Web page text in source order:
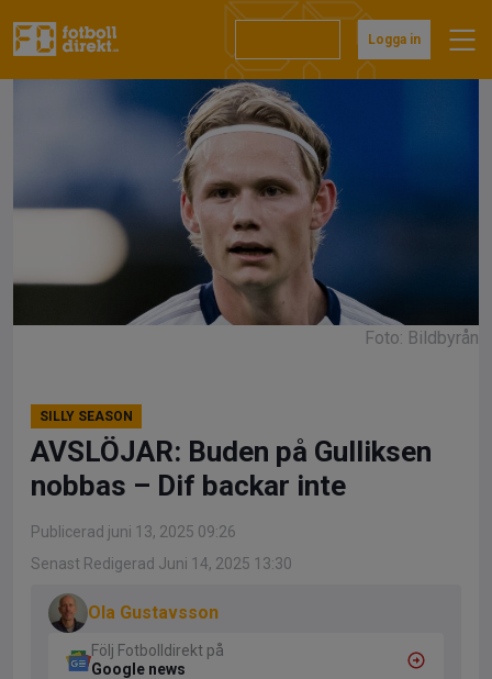
till
Logga in
Foto: Bildbyrån
SILLY SEASON
AVSLÖJAR: Buden på Gulliksen
nobbas – Dif backar inte
Publicerad juni 13, 2025 09:26
Senast Redigerad Juni 14, 2025 13:30
Ola Gustavsson
Följ Fotbolldirekt på
Google news